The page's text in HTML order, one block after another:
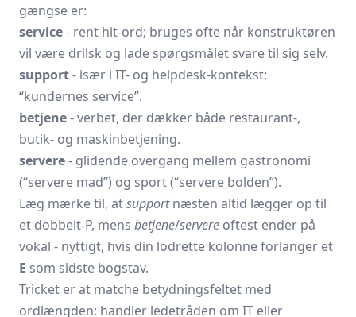
gængse er:
service- rent hit-ord; bruges ofte når konstruktøren
vil være drilsk og lade spørgsmålet svare til sig selv.
support- især i IT- og helpdesk-kontekst:
“kundernes service”.
betjene- verbet, der dækker både restaurant-,
butik- og maskinbetjening.
servere- glidende overgang mellem gastronomi
(“servere mad”) og sport (“servere bolden”).
Læg mærke til, atsupportnæsten altid lægger op til
et dobbelt-P, mens betjene/servere oftest ender på
vokal - nyttigt, hvis din lodrette kolonne forlanger et
E som sidste bogstav.
Tricket er at matche betydningsfeltet med
ordlængden: handler ledetråden om IT eller